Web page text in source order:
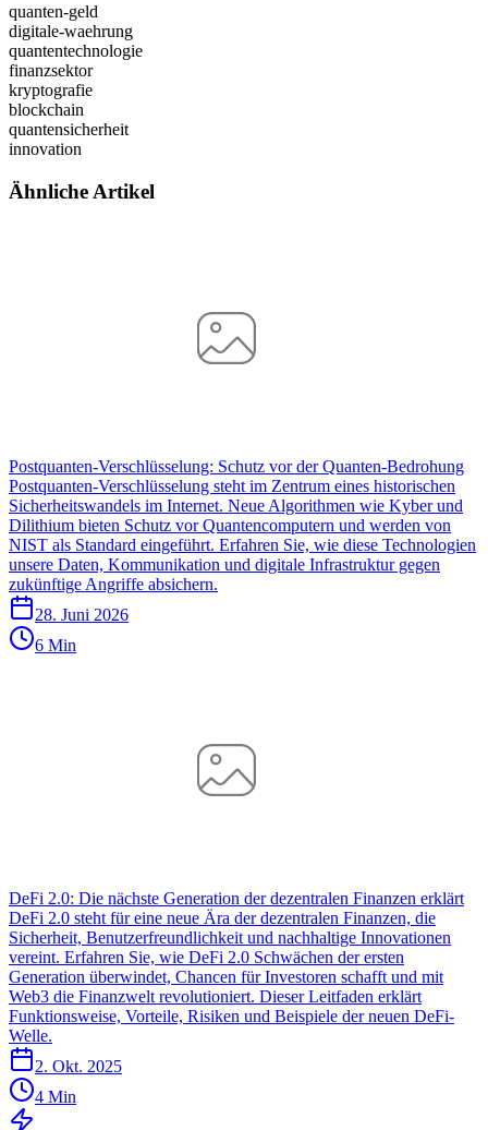
quanten-geld
digitale-waehrung
quantentechnologie
finanzsektor
kryptografie
blockchain
quantensicherheit
innovation
Ähnliche Artikel
Postquanten-Verschlüsselung: Schutz vor der Quanten-Bedrohung
Postquanten-Verschlüsselung steht im Zentrum eines historischen
Sicherheitswandels im Internet. Neue Algorithmen wie Kyber und
Dilithium bieten Schutz vor Quantencomputern und werden von
NIST als Standard eingeführt. Erfahren Sie, wie diese Technologien
unsere Daten, Kommunikation und digitale Infrastruktur gegen
zukünftige Angriffe absichern.
28. Juni 2026
6 Min
DeFi 2.0: Die nächste Generation der dezentralen Finanzen erklärt
DeFi 2.0 steht für eine neue Ära der dezentralen Finanzen, die
Sicherheit, Benutzerfreundlichkeit und nachhaltige Innovationen
vereint. Erfahren Sie, wie DeFi 2.0 Schwächen der ersten
Generation überwindet, Chancen für Investoren schafft und mit
Web3 die Finanzwelt revolutioniert. Dieser Leitfaden erklärt
Funktionsweise, Vorteile, Risiken und Beispiele der neuen DeFi-
Welle.
2. Okt. 2025
4 Min